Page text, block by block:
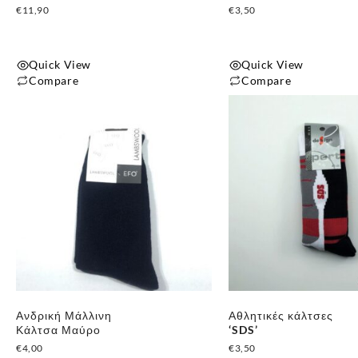
€11,90
Quick View
Compare
€3,50
Quick View
Compare
Αυτό
στη
σελίδα
Ανδρική Μάλλινη
Κάλτσα Μαύρο
€4,00
Αθλητικές κάλτσες
‘SDS’
€3,50